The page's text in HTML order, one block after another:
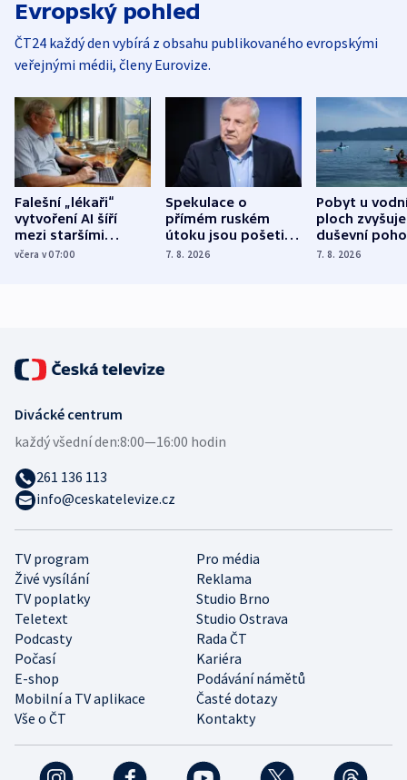
Evropský pohled
ČT24 každý den vybírá z obsahu publikovaného evropskými
veřejnými médii, členy Eurovize.
Falešní „lékaři“
vytvoření AI šíří
mezi staršími
Poláky nebezpečné
včera v 07:00
Spekulace o
přímém ruském
útoku jsou pošetilé,
míní estonský
7. 8. 2026
Pobyt u
ploch zvyšuje
duševní
ukázala
7. 8. 2026
TV program
Pro média
Živé vysílání
Reklama
TV poplatky
Studio Brno
Teletext
Studio Ostrava
Podcasty
Rada ČT
Počasí
Kariéra
E-shop
Podávání námětů
Mobilní a TV aplikace
Časté dotazy
Vše o ČT
Kontakty
Divácké centrum
každý všední den:8:00—16:00 hodin
261 136 113
info@ceskatelevize.cz